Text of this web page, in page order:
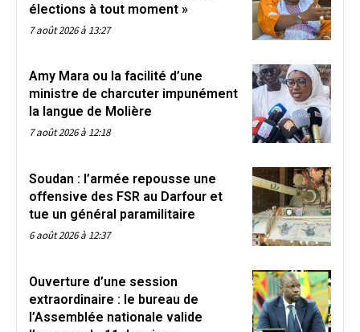
élections à tout moment »
7 août 2026 à 13:27
Amy Mara ou la facilité d’une
ministre de charcuter impunément
la langue de Molière
7 août 2026 à 12:18
Soudan : l’armée repousse une
offensive des FSR au Darfour et
tue un général paramilitaire
6 août 2026 à 12:37
Ouverture d’une session
extraordinaire : le bureau de
l’Assemblée nationale valide